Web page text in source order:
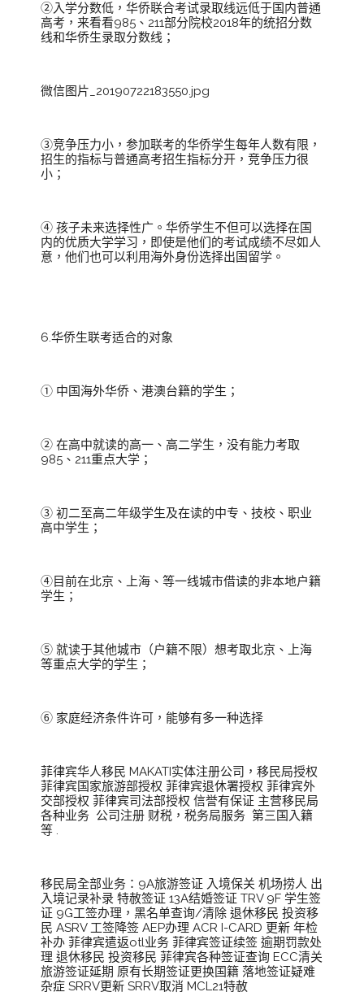
②入学分数低，华侨联合考试录取线远低于国内普通
高考，来看看985、211部分院校2018年的统招分数
线和华侨生录取分数线；
微信图片_20190722183550.jpg
③竞争压力小，参加联考的华侨学生每年人数有限，
招生的指标与普通高考招生指标分开，竞争压力很
小；
④ 孩子未来选择性广。华侨学生不但可以选择在国
内的优质大学学习，即使是他们的考试成绩不尽如人
意，他们也可以利用海外身份选择出国留学。
6.华侨生联考适合的对象
① 中国海外华侨、港澳台籍的学生；
② 在高中就读的高一、高二学生，没有能力考取
985、211重点大学；
③ 初二至高二年级学生及在读的中专、技校、职业
高中学生；
④目前在北京、上海、等一线城市借读的非本地户籍
学生；
⑤ 就读于其他城市（户籍不限）想考取北京、上海
等重点大学的学生；
⑥ 家庭经济条件许可，能够有多一种选择
菲律宾华人移民 MAKATI实体注册公司，移民局授权
菲律宾国家旅游部授权 菲律宾退休署授权 菲律宾外
交部授权 菲律宾司法部授权 信誉有保证 主营移民局
各种业务 公司注册 财税，税务局服务 第三国入籍
等 .
移民局全部业务：9A旅游签证 入境保关 机场捞人 出
入境记录补录 特赦签证 13A结婚签证 TRV 9F 学生签
证 9G工签办理，黑名单查询/清除 退休移民 投资移
民 ASRV 工签降签 AEP办理 ACR I-CARD 更新 年检
补办 菲律宾遣返otl业务 菲律宾签证续签 逾期罚款处
理 退休移民 投资移民 菲律宾各种签证查询 ECC清关
旅游签证延期 原有长期签证更换国籍 落地签证疑难
杂症 SRRV更新 SRRV取消 MCL21特赦